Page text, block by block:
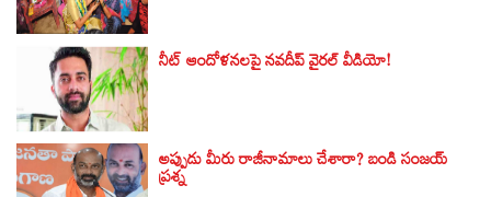
నీట్ ఆందోళనలపై నవదీప్ వైరల్ వీడియో!
అప్పుడు మీరు రాజీనామాలు చేశారా? బండి సంజయ్‌
ప్రశ్న